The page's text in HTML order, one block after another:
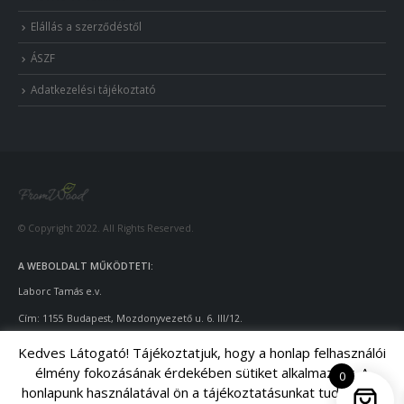
Elállás a szerződéstől
ÁSZF
Adatkezelési tájékoztató
© Copyright 2022. All Rights Reserved.
A WEBOLDALT MŰKÖDTETI:
Laborc Tamás e.v.
Cím: 1155 Budapest, Mozdonyvezető u. 6. III/12.
Adószám: 55922924 -1-42
Telefon: +36-70/428-9643
Email: info@fromwood.hu
Kedves Látogató! Tájékoztatjuk, hogy a honlap felhasználói
élmény fokozásának érdekében sütiket alkalmazunk. A
honlapunk használatával ön a tájékoztatásunkat tudomásul
0